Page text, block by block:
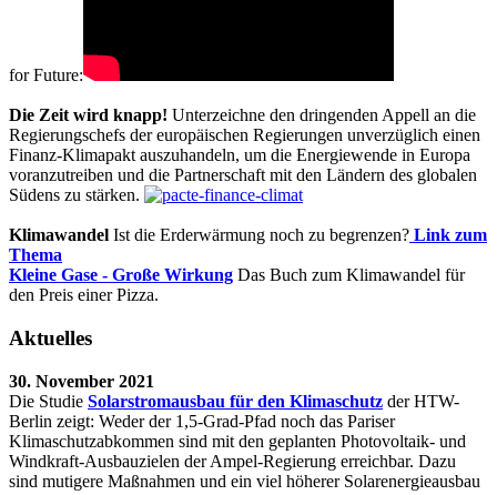
for Future:
Die Zeit wird knapp! Unterzeichne den dringenden Appell an die
Regierungschefs der europäischen Regierungen unverzüglich einen
Finanz-Klimapakt auszuhandeln, um die Energiewende in Europa
voranzutreiben und die Partnerschaft mit den Ländern des globalen
Südens zu stärken.
Klimawandel Ist die Erderwärmung noch zu begrenzen? Link zum
Thema
Kleine Gase - Große Wirkung Das Buch zum Klimawandel für
den Preis einer Pizza.
Aktuelles
30. November 2021
Die Studie Solarstromausbau für den Klimaschutz der HTW-
Berlin zeigt: Weder der 1,5-Grad-Pfad noch das Pariser
Klimaschutzabkommen sind mit den geplanten Photovoltaik- und
Windkraft-Ausbauzielen der Ampel-Regierung erreichbar. Dazu
sind mutigere Maßnahmen und ein viel höherer Solarenergieausbau